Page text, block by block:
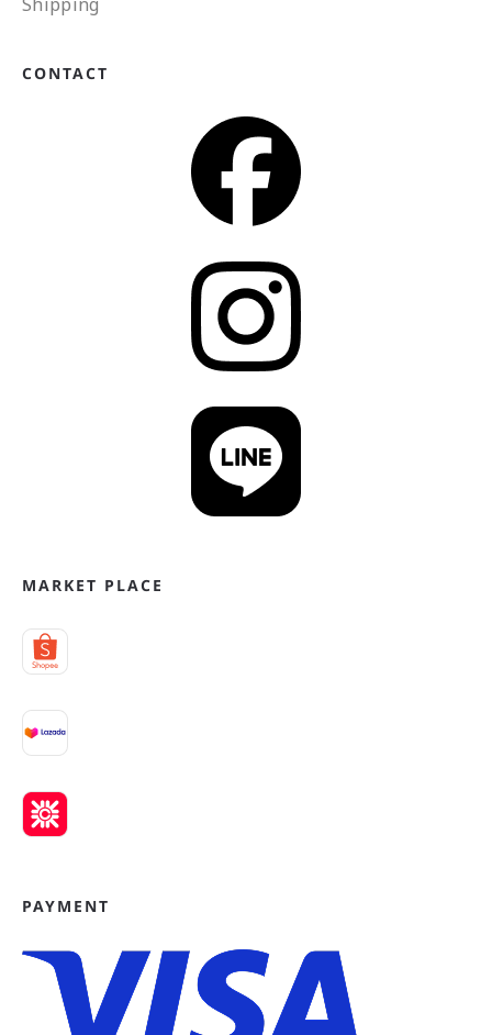
Shipping
CONTACT
MARKET PLACE
PAYMENT